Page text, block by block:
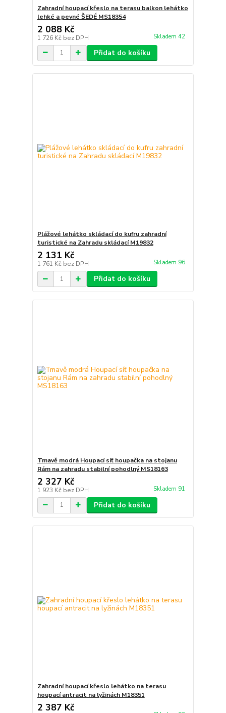
Zahradní houpací křeslo na terasu balkon lehátko
lehké a pevné ŠEDÉ MS18354
2 088 Kč
1 726 Kč bez DPH Skladem 42
Přidat do košíku
Plážové lehátko skládací do kufru zahradní
turistické na Zahradu skládací M19832
2 131 Kč
1 761 Kč bez DPH Skladem 96
Přidat do košíku
Tmavě modrá Houpací síť houpačka na stojanu
Rám na zahradu stabilní pohodlný MS18163
2 327 Kč
1 923 Kč bez DPH Skladem 91
Přidat do košíku
Zahradní houpací křeslo lehátko na terasu
houpací antracit na lyžinách M18351
2 387 Kč